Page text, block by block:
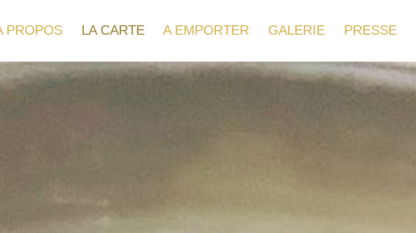
PROPOS LA CARTE A EMPORTER GALERIE PRESSE